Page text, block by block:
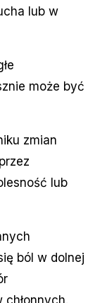
lub w
może być
zmian
lub
ból w dolnej